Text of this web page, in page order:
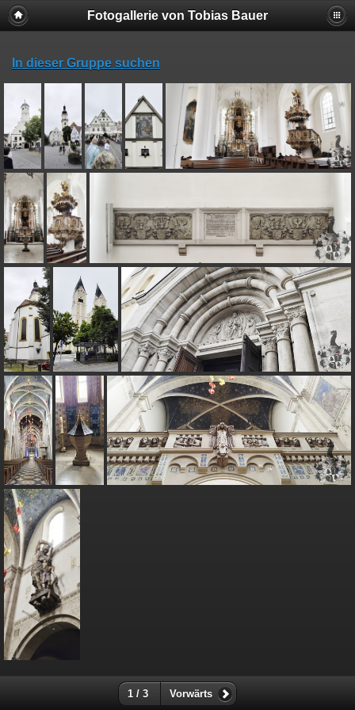
Fotogallerie von Tobias Bauer
In dieser Gruppe suchen
1 / 3 Vorwärts